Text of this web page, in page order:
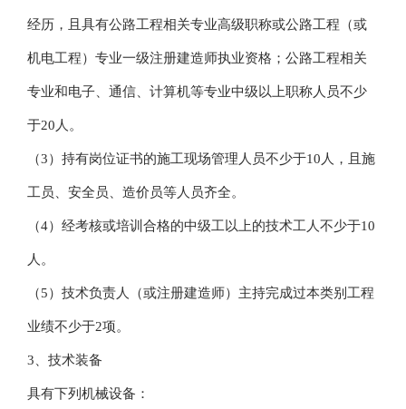
经历，且具有公路工程相关专业高级职称或公路工程（或
机电工程）专业一级注册建造师执业资格；公路工程相关
专业和电子、通信、计算机等专业中级以上职称人员不少
于20人。
（3）持有岗位证书的施工现场管理人员不少于10人，且施
工员、安全员、造价员等人员齐全。
（4）经考核或培训合格的中级工以上的技术工人不少于10
人。
（5）技术负责人（或注册建造师）主持完成过本类别工程
业绩不少于2项。
3、技术装备
具有下列机械设备：